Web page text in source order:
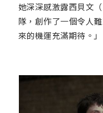
她深深感激露西貝文
隊，創作了一個令人
來的機運充滿期待。」